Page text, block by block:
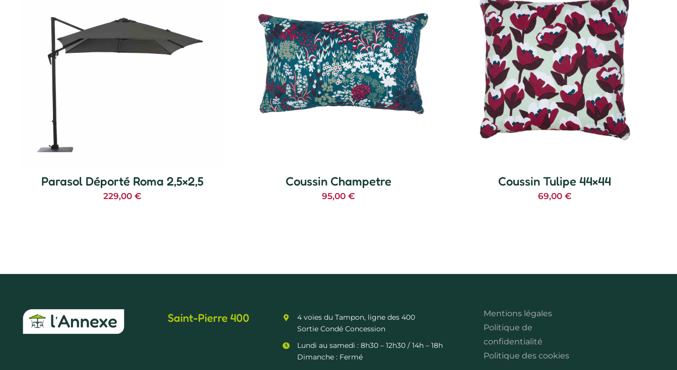
Parasol Déporté Roma 2,5×2,5
229,00 €
Coussin Champetre
95,00 €
Coussin Tulipe 44×44
69,00 €
Saint-Pierre 400
4 voies du Tampon, ligne des 400
Sortie Condé Concession
Lundi au samedi :8h30 – 12h30 / 14h – 18h
Dimanche : Fermé
Mentions légales
Politique de
confidentialité
Politique des cookies